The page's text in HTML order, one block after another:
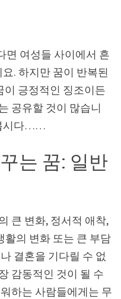
면 여성들 사이에서 흔
. 하지만 꿈이 반복된
이 긍정적인 징조이든
공유할 것이 많습니
시다……
는 꿈: 일반
큰 변화, 정서적 애착,
활의 변화 또는 큰 부담
결혼을 기다릴 수 없
감동적인 것이 될 수
하는 사람들에게는 무